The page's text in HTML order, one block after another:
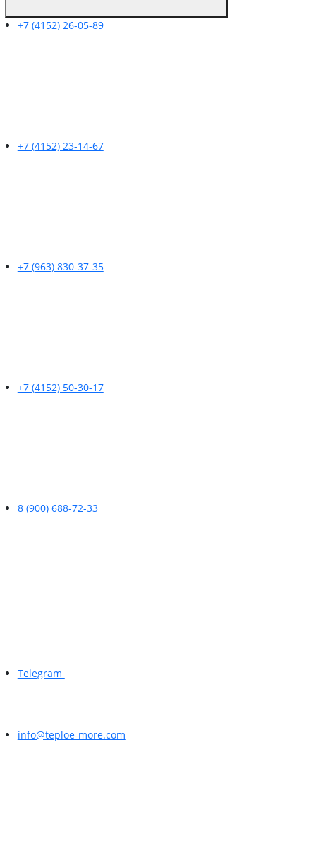
+7 (4152) 26-05-89
+7 (4152) 23-14-67
+7 (963) 830-37-35
+7 (4152) 50-30-17
8 (900) 688-72-33
Telegram
info@teploe-more.com